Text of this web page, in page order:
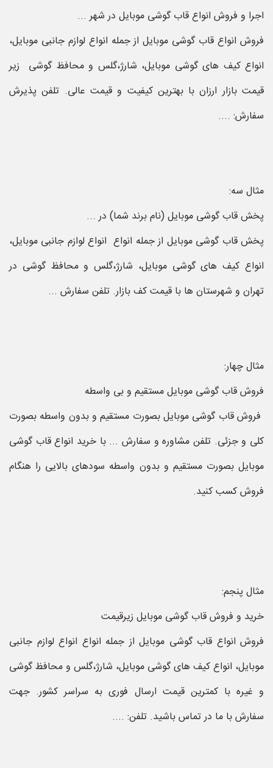
اجرا و فروش انواع قاب گوشی موبایل در شهر ...
فروش انواع قاب گوشی موبایل از جمله انواع لوازم جانبی موبایل،
انواع کیف های گوشی موبایل، شارژ،گلس و محافظ گوشی زیر
قیمت بازار ارزان با بهترین کیفیت و قیمت عالی. تلفن پذیرش
سفارش: ....
مثال سه:
پخش قاب گوشی موبایل (نام برند شما) در ...
پخش قاب گوشی موبایل از جمله انواع انواع لوازم جانبی موبایل،
انواع کیف های گوشی موبایل، شارژ،گلس و محافظ گوشی در
تهران و شهرستان ها با قیمت کف بازار. تلفن سفارش ...
مثال چهار:
فروش قاب گوشی موبایل مستقیم و بی واسطه
فروش قاب گوشی موبایل بصورت مستقیم و بدون واسطه بصورت
‌کلی و جزئی. تلفن مشاوره و سفارش ... با خرید انواع قاب گوشی
موبایل بصورت مستقیم و بدون واسطه سودهای بالایی را هنگام
فروش کسب کنید.
مثال پنجم:
خرید و فروش قاب گوشی موبایل زیرقیمت
فروش انواع قاب گوشی موبایل از جمله انواع انواع لوازم جانبی
موبایل، انواع کیف های گوشی موبایل، شارژ،گلس و محافظ گوشی
و غیره با کمترین قیمت ارسال فوری به سراسر کشور. جهت
سفارش با ما در تماس باشید. تلفن: ....